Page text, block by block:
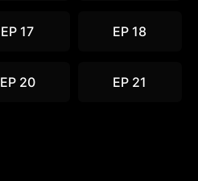
EP 17 EP 18
EP 20 EP 21